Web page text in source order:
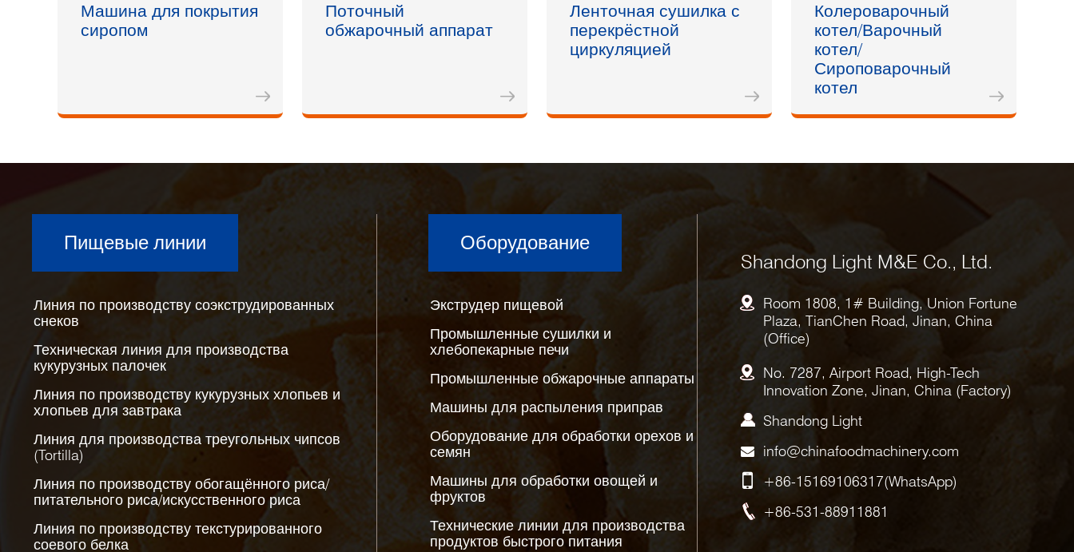
Машина для покрытия
сиропом
Поточный
обжарочный аппарат
Ленточная сушилка с
перекрёстной
циркуляцией
Колероварочный
котел/Варочный
котел/
Сироповарочный
котел
Пищевые линии
Линия по производству соэкструдированных
снеков
Техническая линия для производства
кукурузных палочек
Линия по производству кукурузных хлопьев и
хлопьев для завтрака
Линия для производства треугольных чипсов
(Tortilla)
Линия по производству обогащённого риса/
питательного риса/искусственного риса
Линия по производству текстурированного
соевого белка
Оборудование
Экструдер пищевой
Промышленные сушилки и
хлебопекарные печи
Промышленные обжарочные аппараты
Машины для распыления приправ
Оборудование для обработки орехов и
семян
Машины для обработки овощей и
фруктов
Технические линии для производства
продуктов быстрого питания
Shandong Light M&E Co., Ltd.
Room 1808, 1# Building, Union Fortune
Plaza, TianChen Road, Jinan, China
(Office)
No. 7287, Airport Road, High-Tech
Innovation Zone, Jinan, China (Factory)
Shandong Light
info@chinafoodmachinery.com
+86-15169106317(WhatsApp)
+86-531-88911881